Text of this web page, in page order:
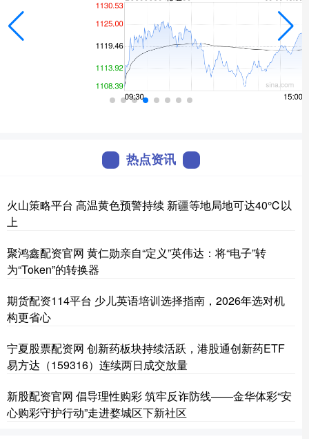
热点资讯
火山策略平台 高温黄色预警持续 新疆等地局地可达40℃以
上
聚鸿鑫配资官网 黄仁勋亲自“定义”英伟达：将“电子”转
为“Token”的转换器
期货配资114平台 少儿英语培训选择指南，2026年选对机
构更省心
宁夏股票配资网 创新药板块持续活跃，港股通创新药ETF
易方达（159316）连续两日成交放量
新股配资官网 倡导理性购彩 筑牢反诈防线——金华体彩“安
心购彩守护行动”走进婺城区下新社区